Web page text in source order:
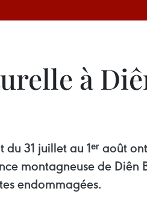
à
31 juillet au 1ᵉʳ août
montagneuse de
endommagées.